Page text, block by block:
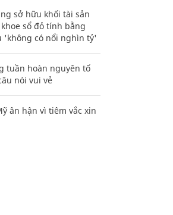
sở hữu khối tài sản
sổ đỏ tính bằng
'không có nổi nghìn tỷ'
tuần hoàn nguyên tố
nói vui vẻ
ân hận vì tiêm vắc xin